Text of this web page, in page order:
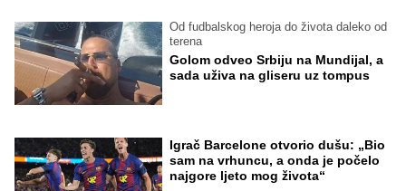
Od fudbalskog heroja do života daleko od
terena
Golom odveo Srbiju na Mundijal, a
sada uživa na gliseru uz tompus
Igrač Barcelone otvorio dušu: „Bio
sam na vrhuncu, a onda je počelo
najgore ljeto mog života“